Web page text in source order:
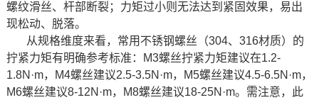
螺纹滑丝、杆部断裂；力矩过小则无法达到紧固效果，易出
现松动、脱落。
从规格维度来看，常用不锈钢螺丝（304、316材质）的
拧紧力矩有明确参考标准：M3螺丝拧紧力矩建议在1.2-
1.8N·m，M4螺丝建议2.5-3.5N·m，M5螺丝建议4.5-6.5N·m，
M6螺丝建议8-12N·m，M8螺丝建议18-25N·m。需注意，此